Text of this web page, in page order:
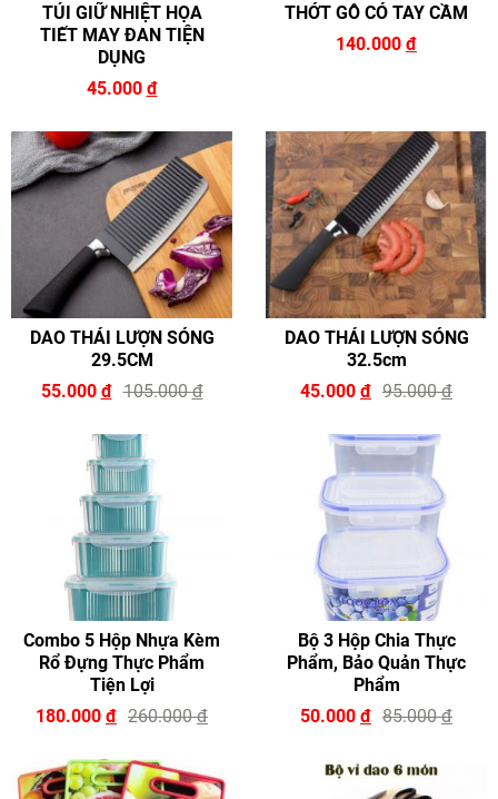
TÚI GIỮ NHIỆT HỌA
TIẾT MAY ĐAN TIỆN
DỤNG
45.000 đ
THỚT GỖ CÓ TAY CẦM
140.000 đ
DAO THÁI LƯỢN SÓNG
29.5CM
55.000 đ 105.000đ
DAO THÁI LƯỢN SÓNG
32.5cm
45.000 đ 95.000đ
Combo 5 Hộp Nhựa Kèm
Rổ Đựng Thực Phẩm
Tiện Lợi
180.000 đ 260.000đ
Bộ 3 Hộp Chia Thực
Phẩm, Bảo Quản Thực
Phẩm
50.000 đ 85.000đ